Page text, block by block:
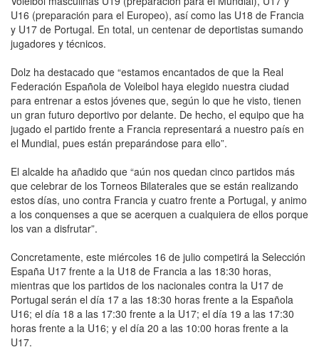
U16 (preparación para el Europeo), así como las U18 de Francia
y U17 de Portugal. En total, un centenar de deportistas sumando
jugadores y técnicos.
Dolz ha destacado que “estamos encantados de que la Real
Federación Española de Voleibol haya elegido nuestra ciudad
para entrenar a estos jóvenes que, según lo que he visto, tienen
un gran futuro deportivo por delante. De hecho, el equipo que ha
jugado el partido frente a Francia representará a nuestro país en
el Mundial, pues están preparándose para ello”.
El alcalde ha añadido que “aún nos quedan cinco partidos más
que celebrar de los Torneos Bilaterales que se están realizando
estos días, uno contra Francia y cuatro frente a Portugal, y animo
a los conquenses a que se acerquen a cualquiera de ellos porque
los van a disfrutar”.
Concretamente, este miércoles 16 de julio competirá la Selección
España U17 frente a la U18 de Francia a las 18:30 horas,
mientras que los partidos de los nacionales contra la U17 de
Portugal serán el día 17 a las 18:30 horas frente a la Española
U16; el día 18 a las 17:30 frente a la U17; el día 19 a las 17:30
horas frente a la U16; y el día 20 a las 10:00 horas frente a la
U17.